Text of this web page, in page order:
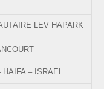
LEV HAPARK
HAIFA – ISRAEL